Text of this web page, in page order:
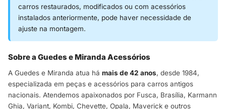
carros restaurados, modificados ou com acessórios
instalados anteriormente, pode haver necessidade de
ajuste na montagem.
Sobre a Guedes e Miranda Acessórios
A Guedes e Miranda atua há mais de 42 anos, desde 1984,
especializada em peças e acessórios para carros antigos
nacionais. Atendemos apaixonados por Fusca, Brasília, Karmann
Ghia, Variant, Kombi, Chevette, Opala, Maverick e outros